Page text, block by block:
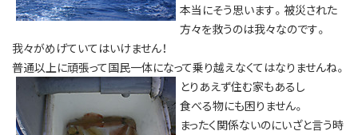
本当にそう思います。被災された
方々を救うのは我々なのです。
我々がめげていてはいけません！
普通以上に頑張って国民一体になって乗り越えなくてはなりませんね。
とりあえず住む家もあるし
食べる物にも困りません。
まったく関係ないのにいざと言う時